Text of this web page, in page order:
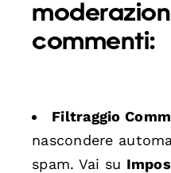
commenti:
Filtraggio
nascondere
spam. Vai su